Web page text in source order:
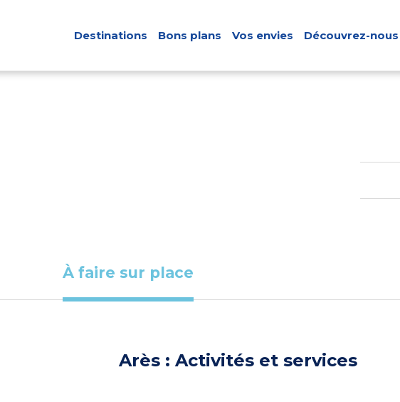
Destinations Bons plans Vos envies Découvrez-nous
À faire sur place
Arès : Activités et services